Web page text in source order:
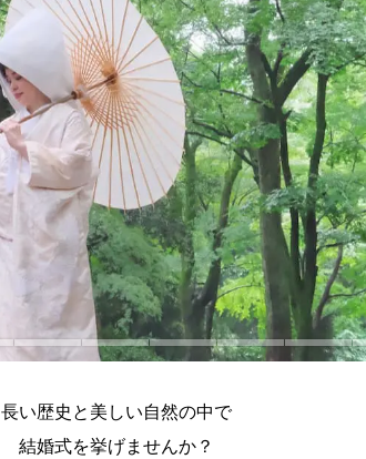
長い歴史と美しい自然の中で
結婚式を挙げませんか？